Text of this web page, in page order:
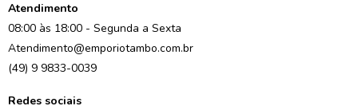
Atendimento
08:00 às 18:00 - Segunda a Sexta
Atendimento@emporiotambo.com.br
(49) 9 9833-0039
Redes sociais